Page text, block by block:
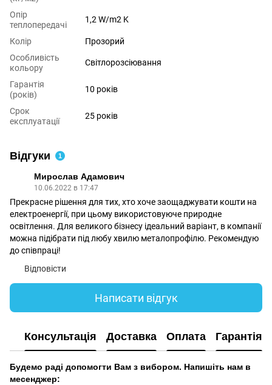
Опір
теплопередачі
1,2 W/m2 K
Колір
Прозорий
Особливість
кольору
Світлорозсіювання
Гарантія
(років)
10 років
Срок
експлуатації
25 років
Відгуки 1
Мирослав Адамович
10.06.2022 в 17:47
Прекрасне рішення для тих, хто хоче заощаджувати кошти на
електроенергії, при цьому використовуюче природне
освітлення. Для великого бізнесу ідеальний варіант, в компанії
можна підібрати під любу хвилю металопрофілю. Рекомендую
до співпраці!
Відповісти
Написати відгук
Консультація Доставка Оплата Гарантія
Будемо раді допомогти Вам з вибором. Напишіть нам в
месенджер: